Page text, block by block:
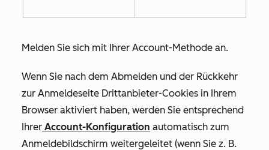
Melden Sie sich mit Ihrer Account-Methode an.
Wenn Sie nach dem Abmelden und der Rückkehr
zur Anmeldeseite Drittanbieter-Cookies in Ihrem
Browser aktiviert haben, werden Sie entsprechend
Ihrer Account-Konfiguration automatisch zum
Anmeldebildschirm weitergeleitet (wenn Sie z. B.